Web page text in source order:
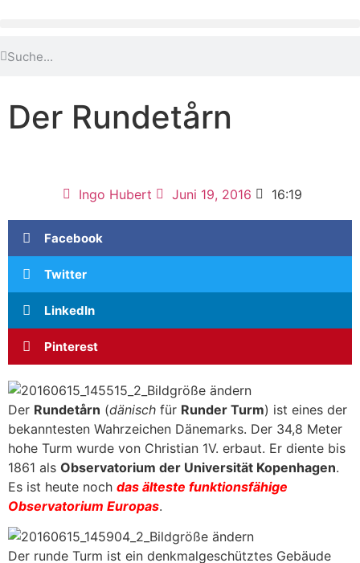
Der Rundetårn
Ingo Hubert Juni 19, 2016 16:19
Facebook
Twitter
LinkedIn
Pinterest
Der Rundetårn (dänisch für Runder Turm) ist eines der
bekanntesten Wahrzeichen Dänemarks. Der 34,8 Meter
hohe Turm wurde von Christian 1V. erbaut. Er diente bis
1861 als Observatorium der Universität Kopenhagen.
Es ist heute noch das älteste funktionsfähige
Observatorium Europas.
Der runde Turm ist ein denkmalgeschütztes Gebäude